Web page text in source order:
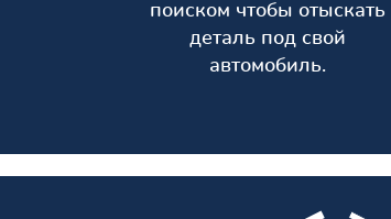
поиском чтобы отыскать
деталь под свой
автомобиль.